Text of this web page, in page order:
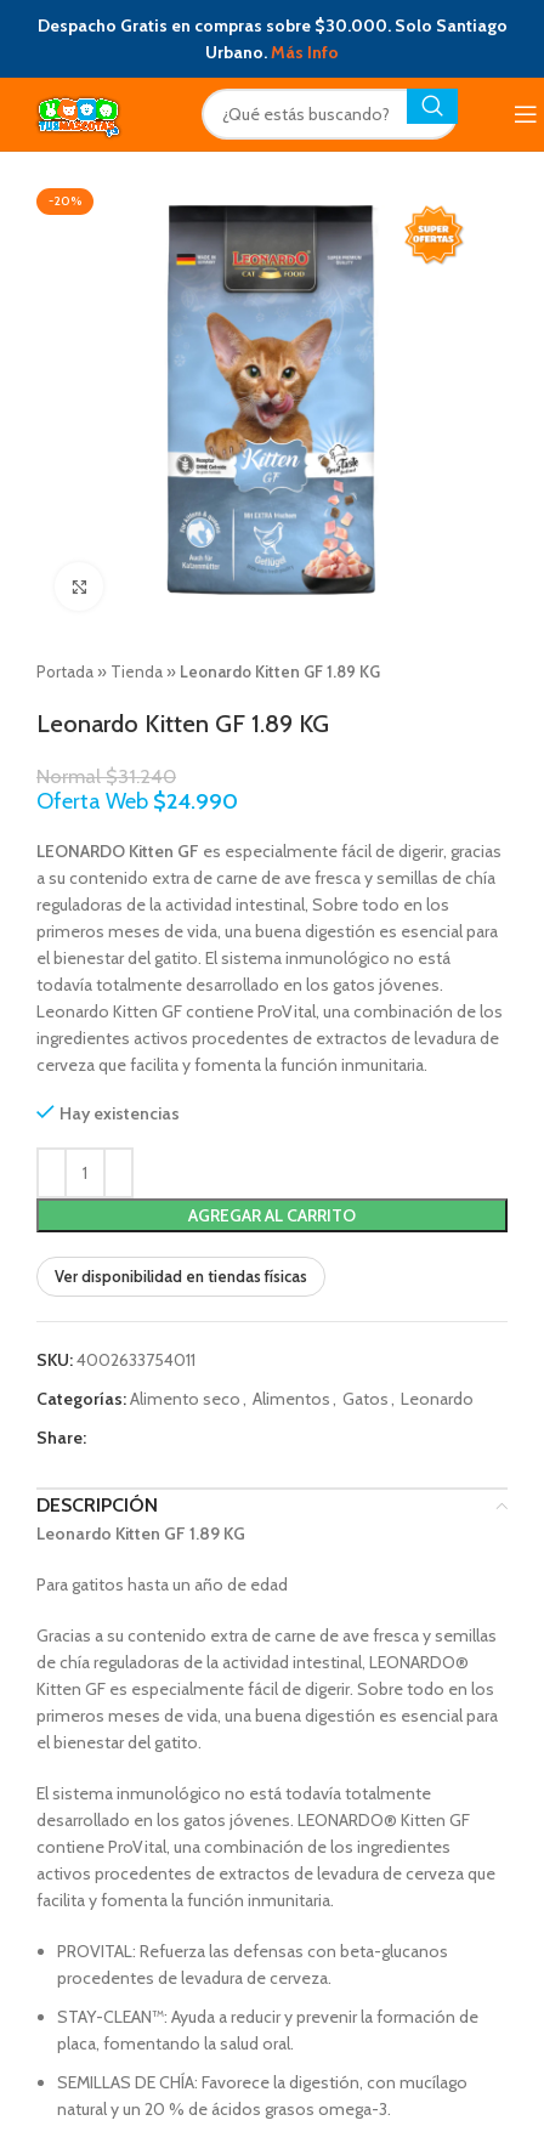
Despacho Gratis en compras sobre $30.000. Solo Santiago
Urbano.Más Info
-20%
Click to enlarge
Portada » Tienda » Leonardo Kitten GF 1.89 KG
Leonardo Kitten GF 1.89 KG
Normal$31.240
Oferta Web $24.990
LEONARDO Kitten GF es especialmente fácil de digerir, gracias
a su contenido extra de carne de ave fresca y semillas de chía
reguladoras de la actividad intestinal, Sobre todo en los
primeros meses de vida, una buena digestión es esencial para
el bienestar del gatito. El sistema inmunológico no está
todavía totalmente desarrollado en los gatos jóvenes.
Leonardo Kitten GF contiene ProVital, una combinación de los
ingredientes activos procedentes de extractos de levadura de
cerveza que facilita y fomenta la función inmunitaria.
Hay existencias
AGREGAR AL CARRITO
Ver disponibilidad en tiendas físicas
SKU:4002633754011
Categorías:Alimento seco, Alimentos, Gatos, Leonardo
Share:
DESCRIPCIÓN
Leonardo Kitten GF 1.89 KG
Para gatitos hasta un año de edad
Gracias a su contenido extra de carne de ave fresca y semillas
de chía reguladoras de la actividad intestinal, LEONARDO®
Kitten GF es especialmente fácil de digerir. Sobre todo en los
primeros meses de vida, una buena digestión es esencial para
el bienestar del gatito.
El sistema inmunológico no está todavía totalmente
desarrollado en los gatos jóvenes. LEONARDO® Kitten GF
contiene ProVital, una combinación de los ingredientes
activos procedentes de extractos de levadura de cerveza que
facilita y fomenta la función inmunitaria.
PROVITAL: Refuerza las defensas con beta-glucanos
procedentes de levadura de cerveza.
STAY-CLEAN™: Ayuda a reducir y prevenir la formación de
placa, fomentando la salud oral.
SEMILLAS DE CHÍA: Favorece la digestión, con mucílago
natural y un 20 % de ácidos grasos omega-3.